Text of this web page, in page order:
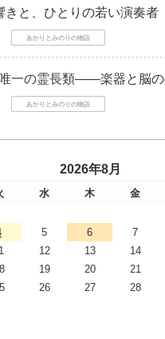
きと、ひとりの若い演奏者
あかりとみのりの物語
一の霊長類――楽器と脳
あかりとみのりの物語
2026年8月
水 木 金
5 6 7
12 13 14
19 20 21
26 27 28